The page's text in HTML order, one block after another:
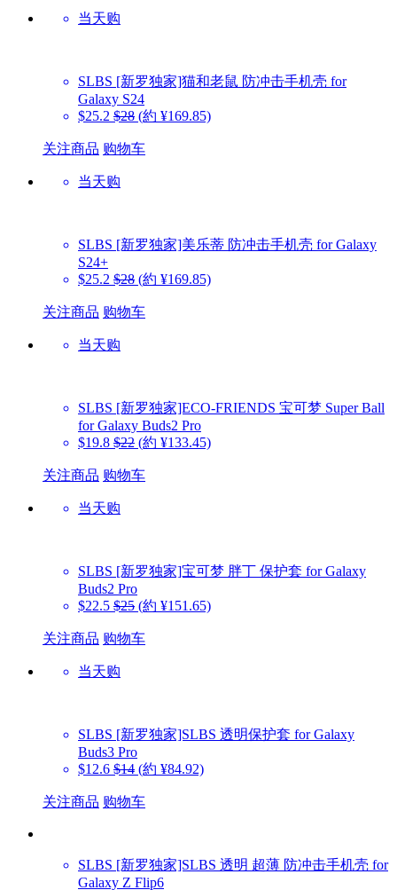
当天购
SLBS [新罗独家]猫和老鼠 防冲击手机壳 for
Galaxy S24
$25.2 $28 (約 ¥169.85)
关注商品 购物车
当天购
SLBS [新罗独家]美乐蒂 防冲击手机壳 for Galaxy
S24+
$25.2 $28 (約 ¥169.85)
关注商品 购物车
当天购
SLBS [新罗独家]ECO-FRIENDS 宝可梦 Super Ball
for Galaxy Buds2 Pro
$19.8 $22 (約 ¥133.45)
关注商品 购物车
当天购
SLBS [新罗独家]宝可梦 胖丁 保护套 for Galaxy
Buds2 Pro
$22.5 $25 (約 ¥151.65)
关注商品 购物车
当天购
SLBS [新罗独家]SLBS 透明保护套 for Galaxy
Buds3 Pro
$12.6 $14 (約 ¥84.92)
关注商品 购物车
SLBS [新罗独家]SLBS 透明 超薄 防冲击手机壳 for
Galaxy Z Flip6